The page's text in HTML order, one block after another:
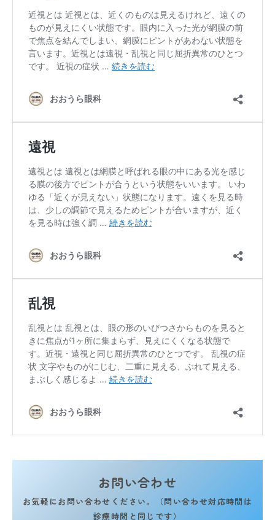
お問い合わせ
お気軽にお問い合わせください。（問い合わせ対応時間は
診療時間と同じです）